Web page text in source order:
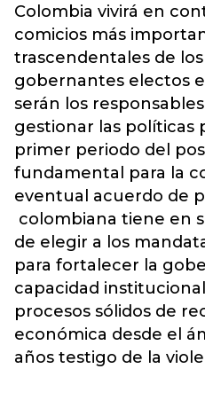
Colombia vivirá en
comicios más
trascendentales de
gobernantes electos
serán los
gestionar las políticas
primer periodo del
fundamental para la
eventual acuerdo de
colombiana tiene en
de elegir a los
para fortalecer la
capacidad
procesos sólidos de
económica desde el
años testigo de la